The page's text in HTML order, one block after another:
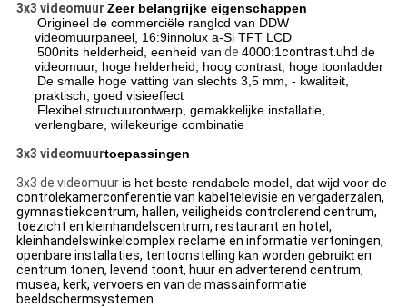
3x3 videomuur Zeer belangrijke eigenschappen
Origineel de commerciële ranglcd van DDW
videomuurpaneel, 16:9innolux a-Si TFT LCD
500nits helderheid, eenheid van de 4000:1contrast.uhd de
videomuur, hoge helderheid, hoog contrast, hoge toonladder
De smalle hoge vatting van slechts 3,5 mm, - kwaliteit,
praktisch, goed visieeffect
Flexibel structuurontwerp, gemakkelijke installatie,
verlengbare, willekeurige combinatie
3x3 videomuurtoepassingen
3x3 de videomuur is het beste rendabele model, dat wijd voor de
controlekamerconferentie van kabeltelevisie en vergaderzalen,
gymnastiekcentrum, hallen, veiligheids controlerend centrum,
toezicht en kleinhandelscentrum, restaurant en hotel,
kleinhandelswinkelcomplex reclame en informatie vertoningen,
openbare installaties, tentoonstelling kan worden gebruikten
centrum tonen, levend toont, huur en adverterend centrum,
musea, kerk, vervoers en van de massainformatie
beeldschermsystemen.